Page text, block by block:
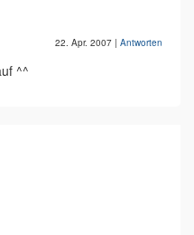
22. Apr. 2007 | Antworten
^^